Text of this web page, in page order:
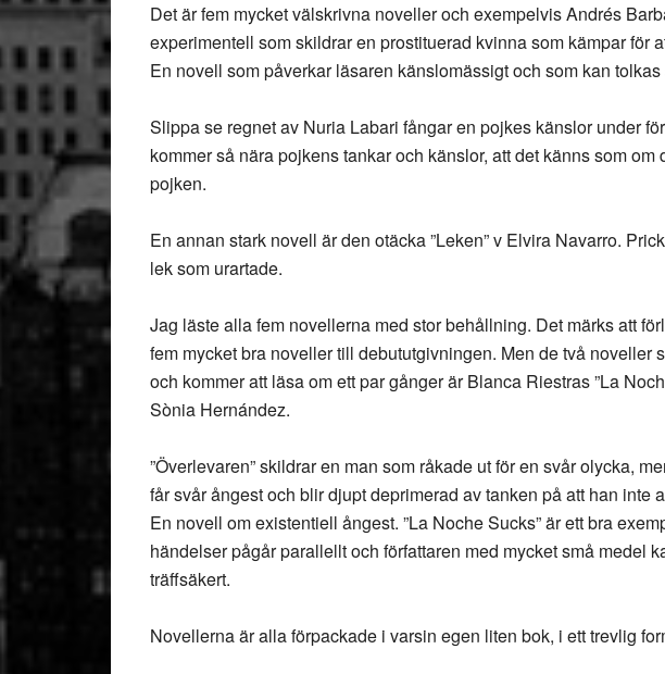
Det är fem mycket välskrivna noveller och exempelvis Andrés
experimentell som skildrar en prostituerad kvinna som kämpar för
En novell som påverkar läsaren känslomässigt och som kan
Slippa se regnet av Nuria Labari fångar en pojkes känslor under
kommer så nära pojkens tankar och känslor, att det känns som
pojken.
En annan stark novell är den otäcka ”Leken” v Elvira Navarro.
lek som urartade.
Jag läste alla fem novellerna med stor behållning. Det märks att
fem mycket bra noveller till debututgivningen. Men de två noveller
och kommer att läsa om ett par gånger är Blanca Riestras ”La
Sònia Hernández.
”Överlevaren” skildrar en man som råkade ut för en svår olycka,
får svår ångest och blir djupt deprimerad av tanken på att han inte
En novell om existentiell ångest. ”La Noche Sucks” är ett bra
händelser pågår parallellt och författaren med mycket små medel
träffsäkert.
Novellerna är alla förpackade i varsin egen liten bok, i ett trevlig